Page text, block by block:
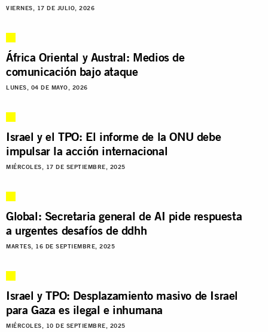
VIERNES, 17 DE JULIO, 2026
África Oriental y Austral: Medios de
comunicación bajo ataque
LUNES, 04 DE MAYO, 2026
Israel y el TPO: El informe de la ONU debe
impulsar la acción internacional
MIÉRCOLES, 17 DE SEPTIEMBRE, 2025
Global: Secretaria general de AI pide respuesta
a urgentes desafíos de ddhh
MARTES, 16 DE SEPTIEMBRE, 2025
Israel y TPO: Desplazamiento masivo de Israel
para Gaza es ilegal e inhumana
MIÉRCOLES, 10 DE SEPTIEMBRE, 2025